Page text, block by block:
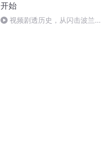
开始
视频剧透历史，从闪击波兰开